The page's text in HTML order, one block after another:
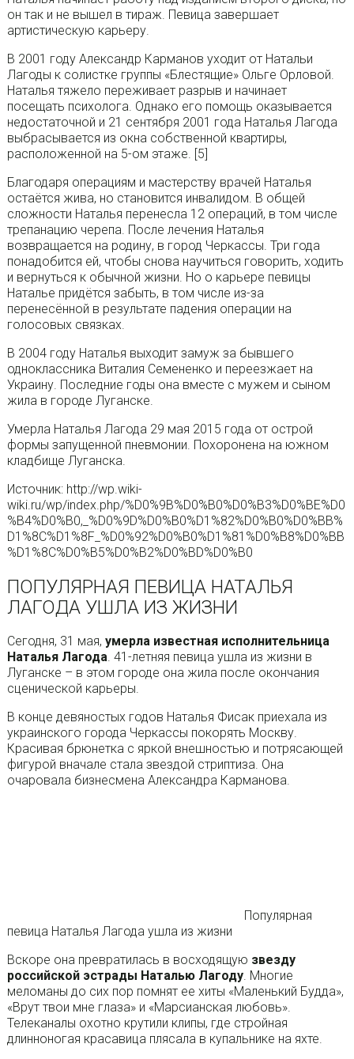
он так и не вышел в тираж. Певица завершает
артистическую карьеру.
В 2001 году Александр Карманов уходит от Натальи
Лагоды к солистке группы «Блестящие» Ольге Орловой.
Наталья тяжело переживает разрыв и начинает
посещать психолога. Однако его помощь оказывается
недостаточной и 21 сентября 2001 года Наталья Лагода
выбрасывается из окна собственной квартиры,
расположенной на 5-ом этаже. [5]
Благодаря операциям и мастерству врачей Наталья
остаётся жива, но становится инвалидом. В общей
сложности Наталья перенесла 12 операций, в том числе
трепанацию черепа. После лечения Наталья
возвращается на родину, в город Черкассы. Три года
понадобится ей, чтобы снова научиться говорить, ходить
и вернуться к обычной жизни. Но о карьере певицы
Наталье придётся забыть, в том числе из-за
перенесённой в результате падения операции на
голосовых связках.
В 2004 году Наталья выходит замуж за бывшего
одноклассника Виталия Семененко и переезжает на
Украину. Последние годы она вместе с мужем и сыном
жила в городе Луганске.
Умерла Наталья Лагода 29 мая 2015 года от острой
формы запущенной пневмонии. Похоронена на южном
кладбище Луганска.
Источник: http://wp.wiki-
wiki.ru/wp/index.php/%D0%9B%D0%B0%D0%B3%D0%BE%D0
%B4%D0%B0,_%D0%9D%D0%B0%D1%82%D0%B0%D0%BB%
D1%8C%D1%8F_%D0%92%D0%B0%D1%81%D0%B8%D0%BB
%D1%8C%D0%B5%D0%B2%D0%BD%D0%B0
ПОПУЛЯРНАЯ ПЕВИЦА НАТАЛЬЯ
ЛАГОДА УШЛА ИЗ ЖИЗНИ
Сегодня, 31 мая, умерла известная исполнительница
Наталья Лагода. 41-летняя певица ушла из жизни в
Луганске – в этом городе она жила после окончания
сценической карьеры.
В конце девяностых годов Наталья Фисак приехала из
украинского города Черкассы покорять Москву.
Красивая брюнетка с яркой внешностью и потрясающей
фигурой вначале стала звездой стриптиза. Она
очаровала бизнесмена Александра Карманова.
Популярная
певица Наталья Лагода ушла из жизни
Вскоре она превратилась в восходящую звезду
российской эстрады Наталью Лагоду. Многие
меломаны до сих пор помнят ее хиты «Маленький Будда»,
«Врут твои мне глаза» и «Марсианская любовь».
Телеканалы охотно крутили клипы, где стройная
длинноногая красавица плясала в купальнике на яхте.